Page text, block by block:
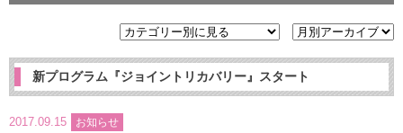
新プログラム『ジョイントリカバリー』スタート
2017.09.15 お知らせ
よくあるご質問
エビデンス